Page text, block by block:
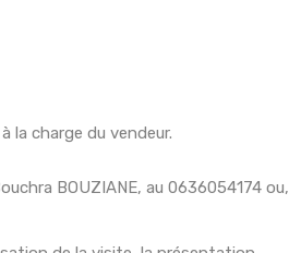
la charge du vendeur.
BOUZIANE, au 0636054174 ou,